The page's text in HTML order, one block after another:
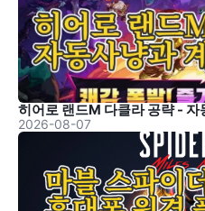
히어로 랜드M 다클라 공략 - 자
2026-08-07